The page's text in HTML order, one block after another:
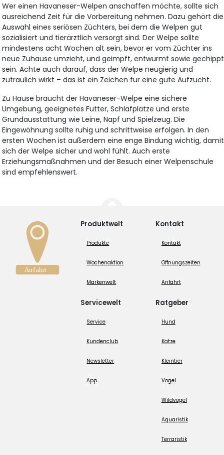
Wer einen Havaneser-Welpen anschaffen möchte, sollte sich
ausreichend Zeit für die Vorbereitung nehmen. Dazu gehört die
Auswahl eines seriösen Züchters, bei dem die Welpen gut
sozialisiert und tierärztlich versorgt sind. Der Welpe sollte
mindestens acht Wochen alt sein, bevor er vom Züchter ins
neue Zuhause umzieht, und geimpft, entwurmt sowie gechippt
sein. Achte auch darauf, dass der Welpe neugierig und
zutraulich wirkt – das ist ein Zeichen für eine gute Aufzucht.
Zu Hause braucht der Havaneser-Welpe eine sichere
Umgebung, geeignetes Futter, Schlafplätze und erste
Grundausstattung wie Leine, Napf und Spielzeug. Die
Eingewöhnung sollte ruhig und schrittweise erfolgen. In den
ersten Wochen ist außerdem eine enge Bindung wichtig, damit
sich der Welpe sicher und wohl fühlt. Auch erste
Erziehungsmaßnahmen und der Besuch einer Welpenschule
sind empfehlenswert.
Produktwelt
Produkte
Wochenaktion
Markenwelt
Servicewelt
Service
Kundenclub
Newsletter
App
Kontakt
Kontakt
Öffnungszeiten
Anfahrt
Ratgeber
Hund
Katze
Kleintier
Vogel
Wildvogel
Aquaristik
Terraristik